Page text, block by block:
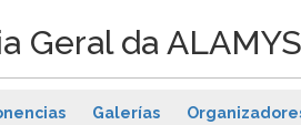
Geral da ALAMYS
Galerías